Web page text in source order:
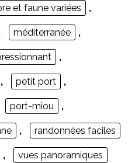
et faune variées ,
méditerranée ,
,
, petit port ,
port-miou ,
, randonnées faciles
, vues panoramiques